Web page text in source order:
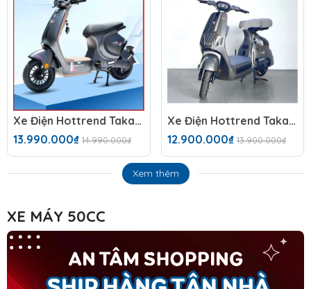
Xe Điện Hottrend Takashi Mono
13.990.000₫ 14.990.000₫
Xe Điện Hottrend Takashi X2
12.900.000₫ 13.900.000₫
Xem thêm
XE MÁY 50CC